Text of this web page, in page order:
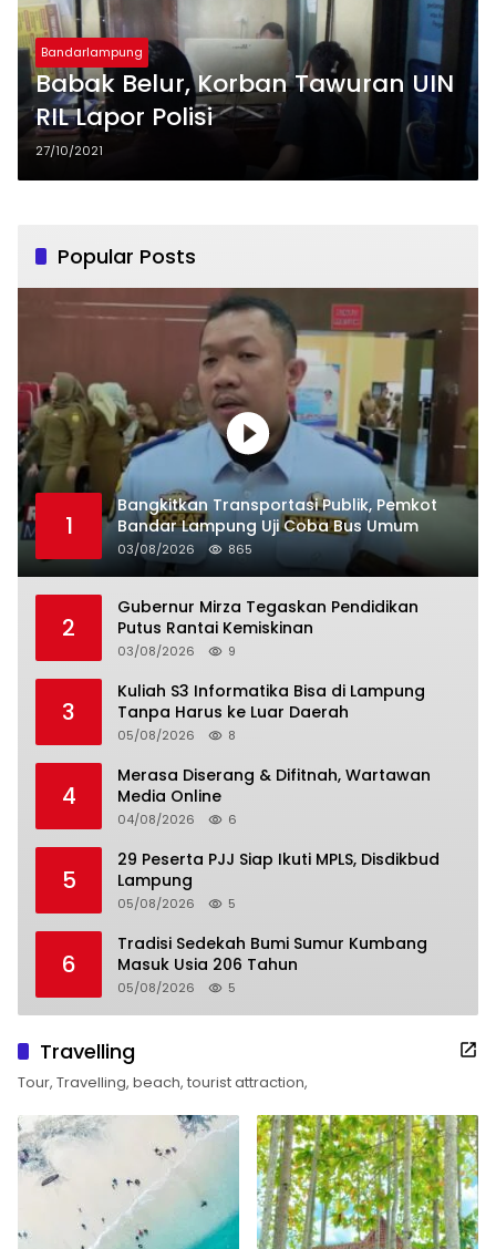
Bandarlampung
Babak Belur, Korban Tawuran UIN
RIL Lapor Polisi
27/10/2021
Popular Posts
1
Bangkitkan Transportasi Publik, Pemkot
Bandar Lampung Uji Coba Bus Umum
03/08/2026 865
2
Gubernur Mirza Tegaskan Pendidikan
Putus Rantai Kemiskinan
03/08/2026 9
3
Kuliah S3 Informatika Bisa di Lampung
Tanpa Harus ke Luar Daerah
05/08/2026 8
4
Merasa Diserang & Difitnah, Wartawan
Media Online
04/08/2026 6
5
29 Peserta PJJ Siap Ikuti MPLS, Disdikbud
Lampung
05/08/2026 5
6
Tradisi Sedekah Bumi Sumur Kumbang
Masuk Usia 206 Tahun
05/08/2026 5
Travelling
Tour, Travelling, beach, tourist attraction,